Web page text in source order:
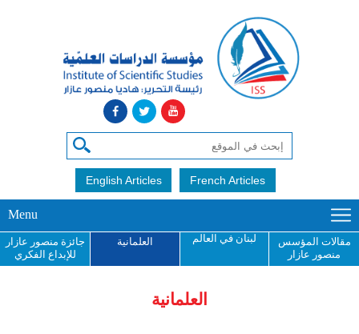
English Articles French Articles
Menu
مقالات المؤسس
منصور عازار
لبنان في العالم العلمانية
جائزة منصور عازار
للإبداع الفكري
العلمانية